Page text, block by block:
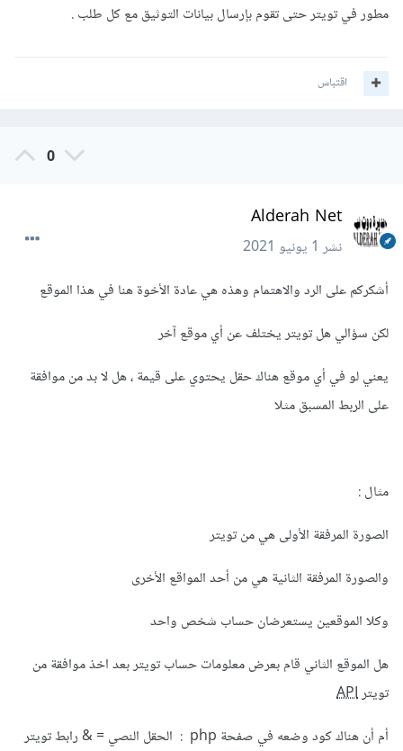
مطور في تويتر حتى تقوم بإرسال بيانات التوثيق مع كل طلب .
اقتباس
0
Alderah Net
نشر1 يونيو 2021
أشكركم على الرد والاهتمام وهذه هي عادة الأخوة هنا في هذا الموقع
لكن سؤالي هل تويتر يختلف عن أي موقع آخر
يعني لو في أي موقع هناك حقل يحتوي على قيمة ، هل لا بد من موافقة
على الربط المسبق مثلا
مثال :
الصورة المرفقة الأولى هي من تويتر
والصورة المرفقة الثانية هي من أحد المواقع الأخرى
وكلا الموقعين يستعرضان حساب شخص واحد
هل الموقع الثاني قام بعرض معلومات حساب تويتر بعد اخذ موافقة من
تويترAPI
أم أن هناك كود وضعه في صفحة php : الحقل النصي = & رابط تويتر